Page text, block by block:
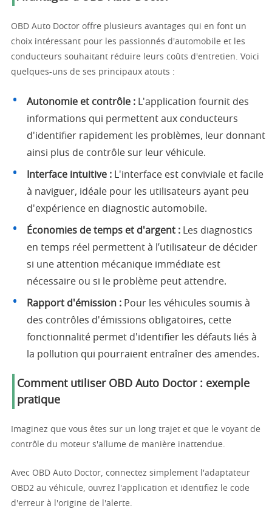
OBD Auto Doctor offre plusieurs avantages qui en font un
choix intéressant pour les passionnés d'automobile et les
conducteurs souhaitant réduire leurs coûts d'entretien. Voici
quelques-uns de ses principaux atouts :
Autonomie et contrôle : L'application fournit des
informations qui permettent aux conducteurs
d'identifier rapidement les problèmes, leur donnant
ainsi plus de contrôle sur leur véhicule.
Interface intuitive : L'interface est conviviale et facile
à naviguer, idéale pour les utilisateurs ayant peu
d'expérience en diagnostic automobile.
Économies de temps et d'argent : Les diagnostics
en temps réel permettent à l’utilisateur de décider
si une attention mécanique immédiate est
nécessaire ou si le problème peut attendre.
Rapport d'émission : Pour les véhicules soumis à
des contrôles d'émissions obligatoires, cette
fonctionnalité permet d'identifier les défauts liés à
la pollution qui pourraient entraîner des amendes.
Comment utiliser OBD Auto Doctor : exemple
pratique
Imaginez que vous êtes sur un long trajet et que le voyant de
contrôle du moteur s'allume de manière inattendue.
Avec OBD Auto Doctor, connectez simplement l'adaptateur
OBD2 au véhicule, ouvrez l'application et identifiez le code
d'erreur à l'origine de l'alerte.